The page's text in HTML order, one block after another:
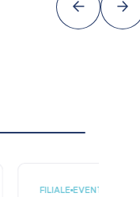
FILIALE EVENTO